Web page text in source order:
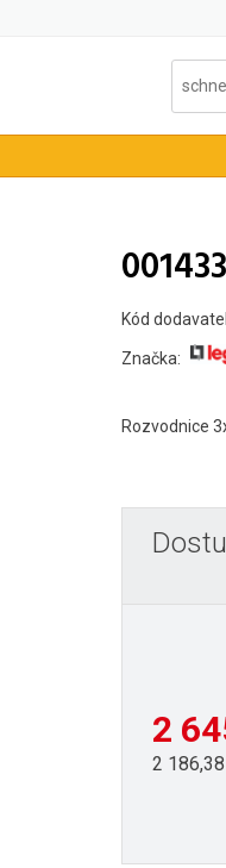
Kód
Značka:
Rozvodnice
2
2